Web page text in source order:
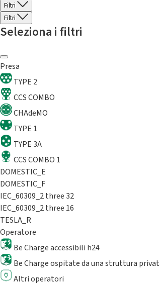
Filtri
Filtri
Seleziona i filtri
Presa
TYPE 2
CCS COMBO
CHAdeMO
TYPE 1
TYPE 3A
CCS COMBO 1
DOMESTIC_E
DOMESTIC_F
IEC_60309_2 three 32
IEC_60309_2 three 16
TESLA_R
Operatore
Be Charge accessibili h24
Be Charge ospitate da una struttura
Altri operatori